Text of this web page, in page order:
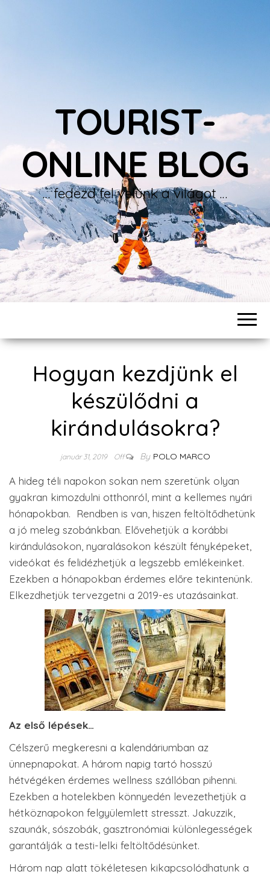
TOURIST-
ONLINE BLOG
… fedezd fel velünk a világot …
Hogyan kezdjünk el
készülődni a
kirándulásokra?
január 31, 2019 Off By POLO MARCO
A hideg téli napokon sokan nem szeretünk olyan
gyakran kimozdulni otthonról, mint a kellemes nyári
hónapokban. Rendben is van, hiszen feltöltődhetünk
a jó meleg szobánkban. Elővehetjük a korábbi
kirándulásokon, nyaralásokon készült fényképeket,
videókat és felidézhetjük a legszebb emlékeinket.
Ezekben a hónapokban érdemes előre tekintenünk.
Elkezdhetjük tervezgetni a 2019-es utazásainkat.
Az első lépések…
Célszerű megkeresni a kalendáriumban az
ünnepnapokat. A három napig tartó hosszú
hétvégéken érdemes wellness szállóban pihenni.
Ezekben a hotelekben könnyedén levezethetjük a
hétköznapokon felgyülemlett stresszt. Jakuzzik,
szaunák, sószobák, gasztronómiai különlegességek
garantálják a testi-lelki feltöltődésünket.
Három nap alatt tökéletesen kikapcsolódhatunk a